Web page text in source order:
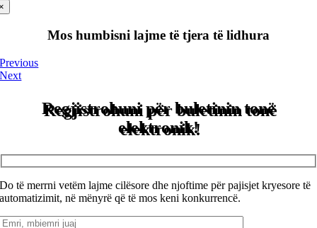
Mos humbisni lajme të tjera të lidhura
Previous
Next
Regjistrohuni për buletinin tonë
elektronik!
Do të merrni vetëm lajme cilësore dhe njoftime për pajisjet kryesore të
automatizimit, në mënyrë që të mos keni konkurrencë.